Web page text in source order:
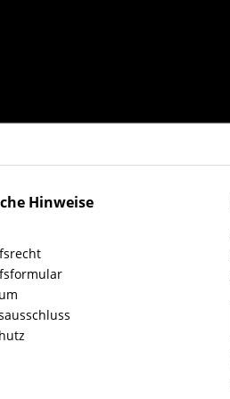
Hinweise